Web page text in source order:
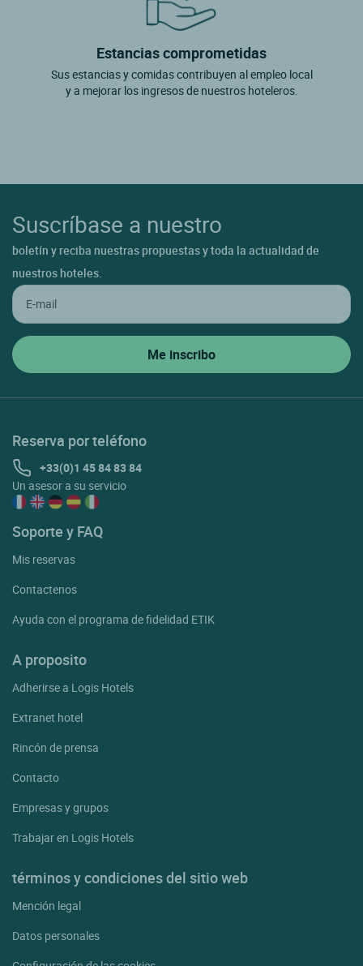
Estancias comprometidas
Sus estancias y comidas contribuyen al empleo local
y a mejorar los ingresos de nuestros hoteleros.
Suscríbase a nuestro
boletín y reciba nuestras propuestas y toda la actualidad de
nuestros hoteles.
Reserva por teléfono
+33(0)1 45 84 83 84
Un asesor a su servicio
Soporte y FAQ
Mis reservas
Contactenos
Ayuda con el programa de fidelidad ETIK
A proposito
Adherirse a Logis Hotels
Extranet hotel
Rincón de prensa
Contacto
Empresas y grupos
Trabajar en Logis Hotels
términos y condiciones del sitio web
Mención legal
Datos personales